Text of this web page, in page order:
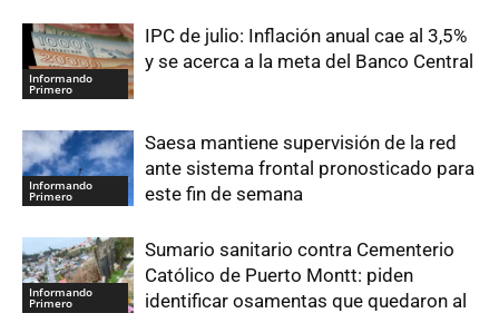
Informando
Primero
IPC de julio: Inflación anual cae al 3,5%
y se acerca a la meta del Banco Central
Informando
Primero
Saesa mantiene supervisión de la red
ante sistema frontal pronosticado para
este fin de semana
Informando
Primero
Sumario sanitario contra Cementerio
Católico de Puerto Montt: piden
identificar osamentas que quedaron al